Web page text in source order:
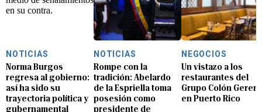
NOTICIAS
Norma Burgos
regresa al gobierno:
así ha sido su
trayectoria política y
gubernamental
NOTICIAS
Rompe con la
tradición: Abelardo
de la Espriella toma
posesión como
presidente de
NEGOCIOS
Un vistazo a los
restaurantes del
Grupo Colón
en Puerto Rico